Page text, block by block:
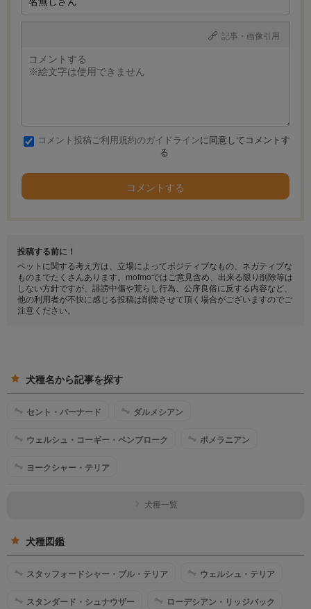
記事・画像引用
コメント投稿ご利用規約のガイドラインに同意してコメントす
る
コメントする
投稿する前に！
ペットに関する考え方は、立場によってポジティブなもの、ネガティブな
ものまでたくさんあります。mofmoではご意見含め、出来る限り削除等は
しない方針ですが、誹謗中傷や荒らし行為、公序良俗に反する内容など、
他の利用者が不快に感じる投稿は削除させて頂く場合がございますのでご
注意ください。
犬種名から記事を探す
セント・バーナード ダルメシアン
ウェルシュ・コーギー・ペンブローク ポメラニアン
ヨークシャー・テリア
犬種一覧
犬種図鑑
スタッフォードシャー・ブル・テリア ウェルシュ・テリア
スタンダード・シュナウザー ローデシアン・リッジバック